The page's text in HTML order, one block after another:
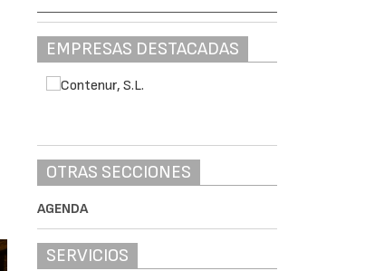
EMPRESAS DESTACADAS
OTRAS SECCIONES
AGENDA
SERVICIOS